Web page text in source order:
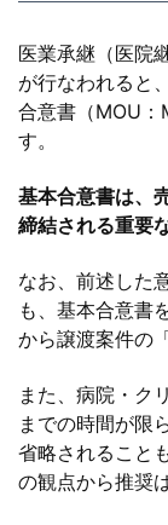
医業承継（医院
が行なわれると
合意書（MOU
す。
基本合意書は、
締結される重要
なお、前述した
も、基本合意書
から譲渡案件の
また、病院・ク
までの時間が限
省略されること
の観点から推奨